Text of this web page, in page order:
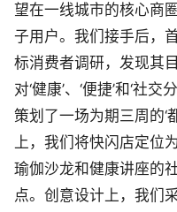
望在一线城市的核心商
子用户。我们接手后，
标消费者调研，发现其
对‘健康’、‘便捷’和‘社
策划了一场为期三周的‘
上，我们将快闪店定位
瑜伽沙龙和健康讲座的
点。创意设计上，我们